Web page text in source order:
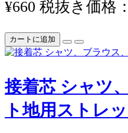
¥660 税抜き価格
カートに追加
接着芯 シャツ
ト地用ストレ